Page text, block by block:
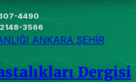
4490
3566
ANKARA ŞEHİR
Dergisi